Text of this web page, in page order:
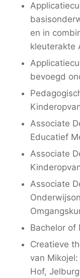
en in
kleuterakte
bevoegd
Associate
Educatief
Associate
Associate
Bachelor of
Creatieve
van
Hof,